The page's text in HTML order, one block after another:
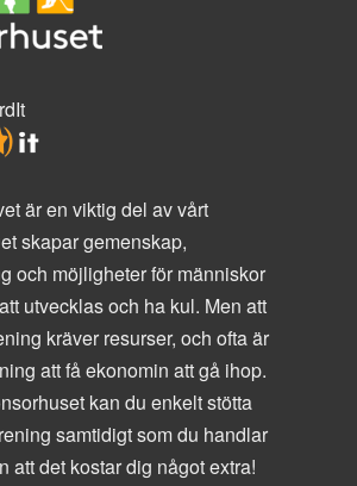
är en viktig del av vårt
skapar gemenskap,
och möjligheter för människor
utvecklas och ha kul. Men att
kräver resurser, och ofta är
att få ekonomin att gå ihop.
kan du enkelt stötta
samtidigt som du handlar
att det kostar dig något extra!